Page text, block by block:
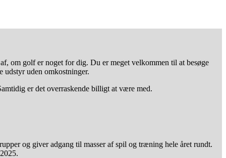
om golf er noget for dig. Du er meget velkommen til at besøge
udstyr uden omkostninger.
er det overraskende billigt at være med.
og giver adgang til masser af spil og træning hele året rundt.